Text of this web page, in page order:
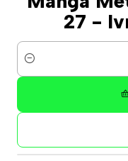
27 -
Cantidad